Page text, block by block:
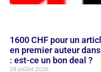
1600 CHF pour un
en premier auteur
: est-ce un bon deal ?
28 juillet 2026